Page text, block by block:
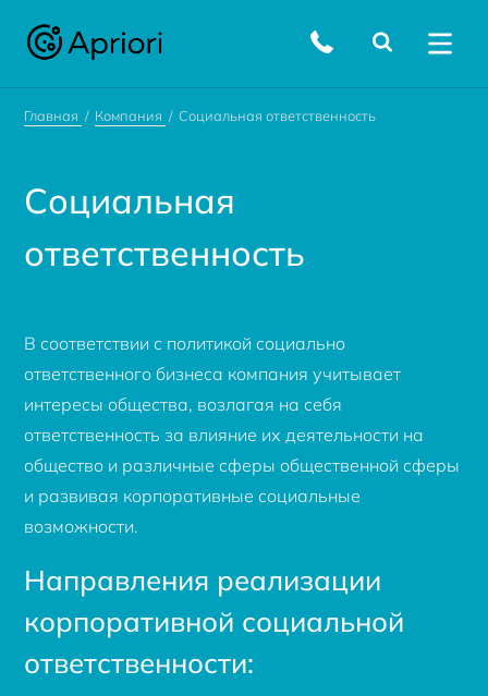
Главная Компания Социальная ответственность
Социальная
ответственность
В соответствии с политикой социально
ответственного бизнеса компания учитывает
интересы общества, возлагая на себя
ответственность за влияние их деятельности на
общество и различные сферы общественной сферы
и развивая корпоративные социальные
возможности.
Направления реализации
корпоративной социальной
ответственности: